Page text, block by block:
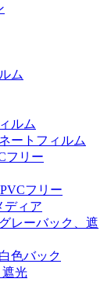
ム
ルム
ートフィルム
フリー
フリー
ディア
レーバック、遮
色バック
遮光